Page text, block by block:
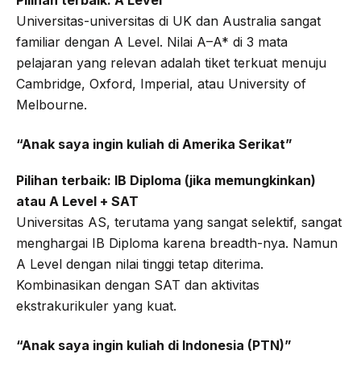
Universitas-universitas di UK dan Australia sangat
familiar dengan A Level. Nilai A–A* di 3 mata
pelajaran yang relevan adalah tiket terkuat menuju
Cambridge, Oxford, Imperial, atau University of
Melbourne.
“Anak saya ingin kuliah di Amerika Serikat”
Pilihan terbaik: IB Diploma (jika memungkinkan)
atau A Level + SAT
Universitas AS, terutama yang sangat selektif, sangat
menghargai IB Diploma karena breadth-nya. Namun
A Level dengan nilai tinggi tetap diterima.
Kombinasikan dengan SAT dan aktivitas
ekstrakurikuler yang kuat.
“Anak saya ingin kuliah di Indonesia (PTN)”